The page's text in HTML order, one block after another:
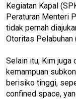
Kegiatan Kapal
Peraturan Menteri
tidak pernah
Otoritas Pelabuhan
Selain itu, Kim juga
kemampuan
berisiko tinggi,
confined space,